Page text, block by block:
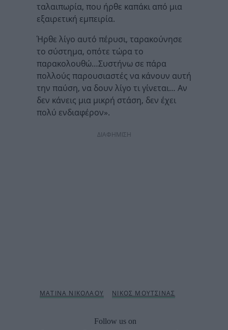
ταλαιπωρία, που ήρθε καπάκι από μια
εξαιρετική εμπειρία.
Ήρθε λίγο αυτό πέρυσι, ταρακούνησε
το σύστημα, οπότε τώρα το
παρακολουθώ…Συστήνω σε πάρα
πολλούς παρουσιαστές να κάνουν αυτή
την παύση, να δουν λίγο τι γίνεται… Αν
δεν κάνεις μια μικρή στάση, δεν έχει
πολύ ενδιαφέρον».
ΔΙΑΦΗΜΙΣΗ
Follow us on